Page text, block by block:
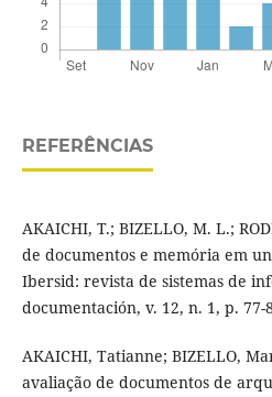
REFERÊNCIAS
AKAICHI, T.; BIZELLO, M. L.;
de documentos e memória em
Ibersid: revista de sistemas de
documentación, v. 12, n. 1, p. 77-
AKAICHI, Tatianne; BIZELLO,
avaliação de documentos de